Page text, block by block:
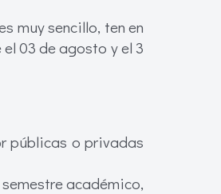
muy sencillo, ten en
03 de agosto y el 3
públicas o privadas
académico,